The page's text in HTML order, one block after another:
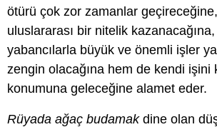
ötürü çok zor zamanlar
uluslararası bir nitelik
yabancılarla büyük ve önemli işler
zengin olacağına hem de kendi işini
konumuna geleceğine alamet eder.
Rüyada ağaç budamakdine olan